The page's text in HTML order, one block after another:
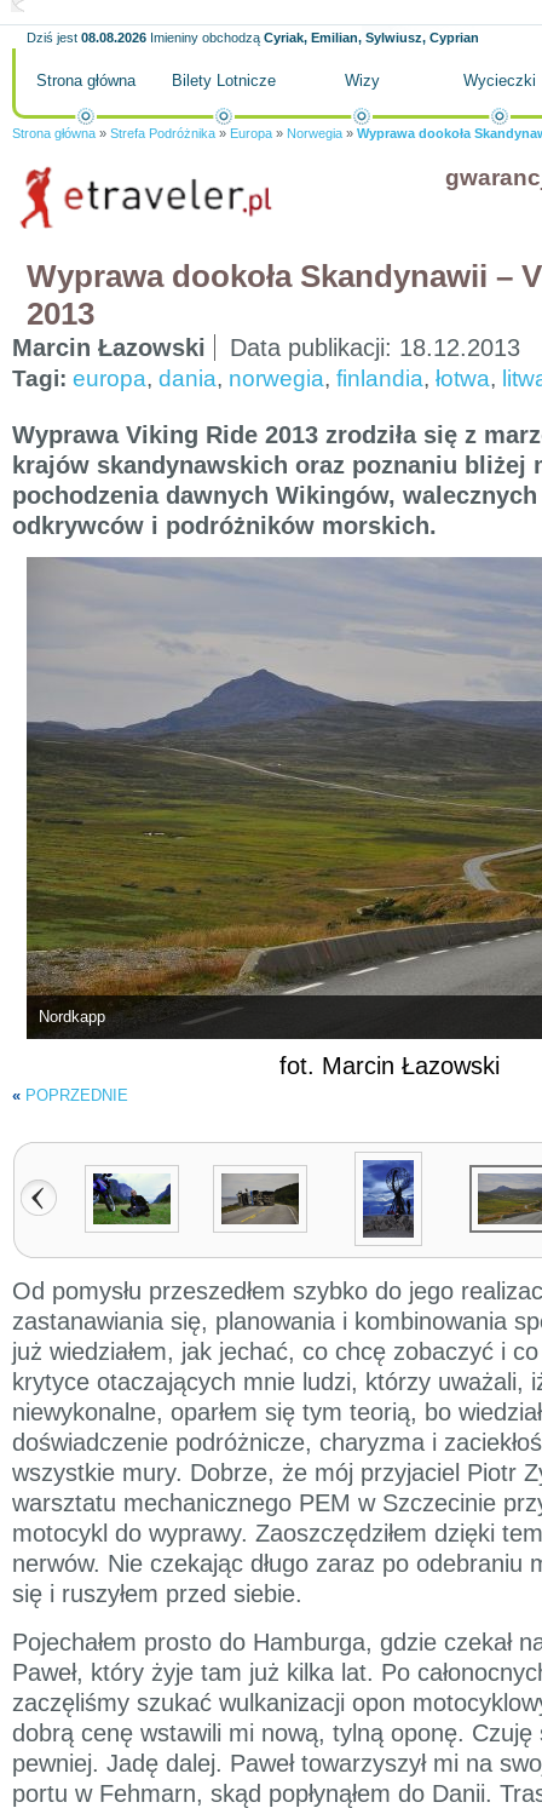
Dziś jest 08.08.2026 Imieniny obchodzą Cyriak, Emilian, Sylwiusz, Cyprian
Strona główna Bilety Lotnicze Wizy Wycieczki
Strona główna » Strefa Podróżnika » Europa » Norwegia » Wyprawa dookoła
Wyprawa dookoła Skandynawii –
2013
Marcin Łazowski Data publikacji: 18.12.2013
Tagi: europa, dania, norwegia, finlandia, łotwa,
Wyprawa Viking Ride 2013 zrodziła się z
krajów skandynawskich oraz poznaniu bliżej
pochodzenia dawnych Wikingów, walecznych
odkrywców i podróżników morskich.
Nordkapp
fot. Marcin Łazowski
« POPRZEDNIE
Od pomysłu przeszedłem szybko do jego
zastanawiania się, planowania i kombinowania
już wiedziałem, jak jechać, co chcę zobaczyć i
krytyce otaczających mnie ludzi, którzy uważali,
niewykonalne, oparłem się tym teorią, bo
doświadczenie podróżnicze, charyzma i
wszystkie mury. Dobrze, że mój przyjaciel Piotr
warsztatu mechanicznego PEM w Szczecinie
motocykl do wyprawy. Zaoszczędziłem dzięki
nerwów. Nie czekając długo zaraz po odebraniu
się i ruszyłem przed siebie.
Pojechałem prosto do Hamburga, gdzie czekał
Paweł, który żyje tam już kilka lat. Po
zaczęliśmy szukać wulkanizacji opon
dobrą cenę wstawili mi nową, tylną oponę. Czuję
pewniej. Jadę dalej. Paweł towarzyszył mi na
portu w Fehmarn, skąd popłynąłem do Danii.